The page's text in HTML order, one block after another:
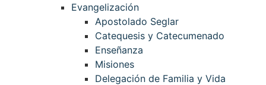
Evangelización
Apostolado Seglar
Catequesis y Catecumenado
Enseñanza
Misiones
Delegación de Familia y Vida